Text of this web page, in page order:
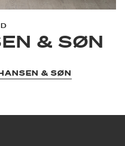
& SØN
& SØN